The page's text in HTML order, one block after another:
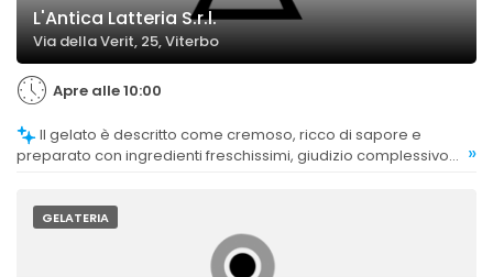
L'Antica Latteria S.r.l.
Via della Verit, 25, Viterbo
Apre alle 10:00
preparato con ingredienti freschissimi, giudizio complessivo
»
GELATERIA